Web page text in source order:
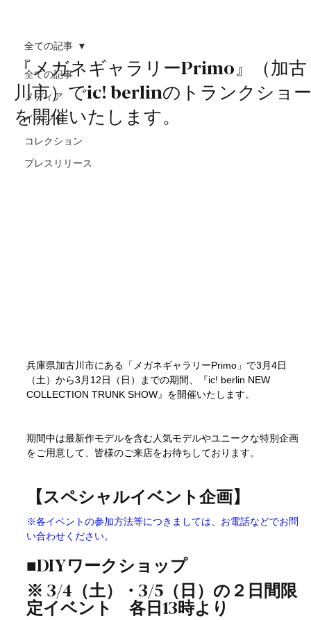
全ての記事
メディア
イベント
コレクション
プレスリリース
全ての記事
『メガネギャラリーPrimo』（加古
川市）でic! berlinのトランクショー
を開催いたします。
兵庫県加古川市にある「メガネギャラリーPrimo」で3月4日
（土）から3月12日（日）までの期間、『ic! berlin NEW
COLLECTION TRUNK SHOW』を開催いたします。
期間中は最新作モデルを含む人気モデルやユニークな特別企画
をご用意して、皆様のご来店をお待ちしております。
【スペシャルイベント企画】
※各イベントの参加方法等につきましては、お電話などでお問
い合わせください。
■DIYワークショップ
※ 3/4（土）・3/5（日）の２日間限
定イベント　各日13時より